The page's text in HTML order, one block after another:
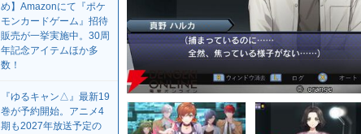
め】Amazonにて『ポケ
モンカードゲーム』招待
販売が一挙実施中。30周
年記念アイテムほか多
数！
『ゆるキャン△』最新19
巻が予約開始。アニメ4
期も2027年放送予定の